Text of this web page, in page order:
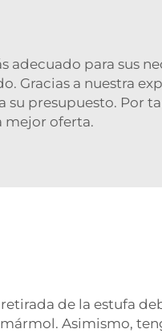
para sus
Gracias a nuestra
su presupuesto. Por
mejor oferta.
de la estufa
Asimismo,